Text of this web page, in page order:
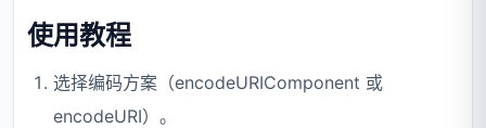
使用教程
选择编码方案（encodeURIComponent 或
encodeURI）。